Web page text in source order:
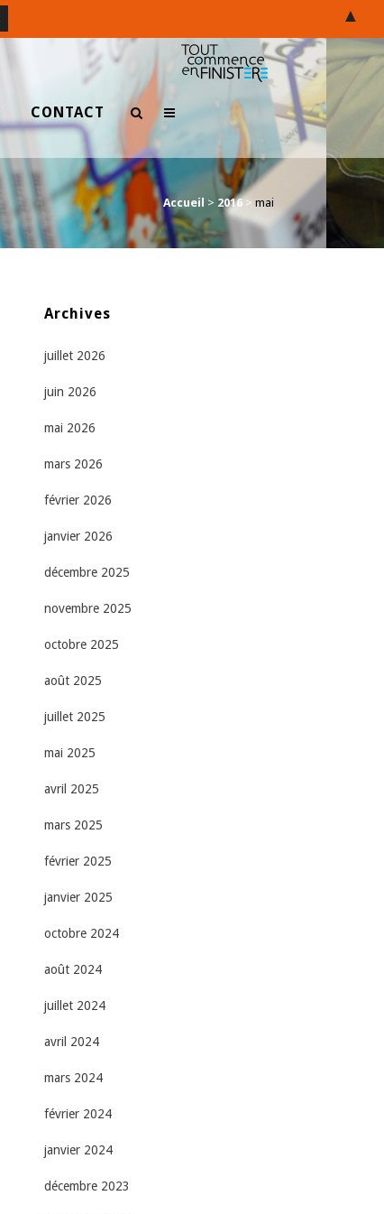
CONTACT
Accueil > 2016 > mai
Archives
juillet 2026
juin 2026
mai 2026
mars 2026
février 2026
janvier 2026
décembre 2025
novembre 2025
octobre 2025
août 2025
juillet 2025
mai 2025
avril 2025
mars 2025
février 2025
janvier 2025
octobre 2024
août 2024
juillet 2024
avril 2024
mars 2024
février 2024
janvier 2024
décembre 2023
▲